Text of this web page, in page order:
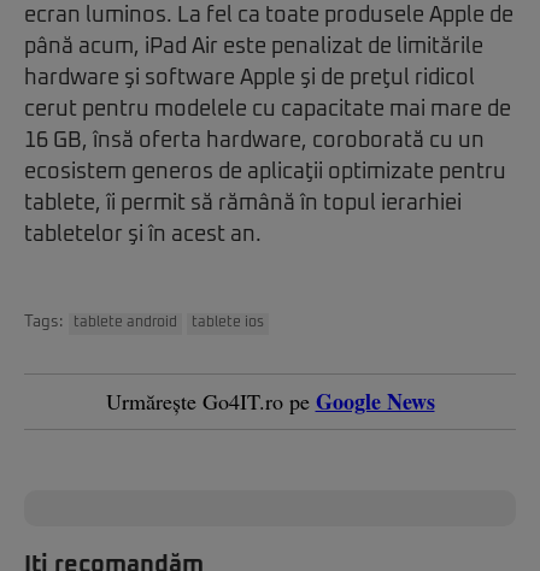
ecran luminos. La fel ca toate produsele Apple de
până acum, iPad Air este penalizat de limitările
hardware şi software Apple şi de preţul ridicol
cerut pentru modelele cu capacitate mai mare de
16 GB, însă oferta hardware, coroborată cu un
ecosistem generos de aplicaţii optimizate pentru
tablete, îi permit să rămână în topul ierarhiei
tabletelor şi în acest an.
Tags: tablete android tablete ios
Urmărește Go4IT.ro pe Google News
Iți recomandăm